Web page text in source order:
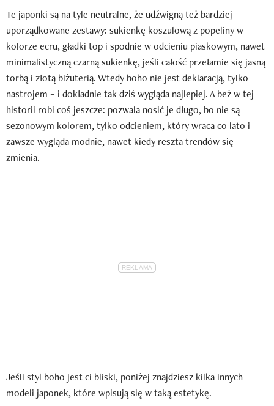
Te japonki są na tyle neutralne, że udźwigną też bardziej
uporządkowane zestawy: sukienkę koszulową z popeliny w
kolorze ecru, gładki top i spodnie w odcieniu piaskowym, nawet
minimalistyczną czarną sukienkę, jeśli całość przełamie się jasną
torbą i złotą biżuterią. Wtedy boho nie jest deklaracją, tylko
nastrojem – i dokładnie tak dziś wygląda najlepiej. A beż w tej
historii robi coś jeszcze: pozwala nosić je długo, bo nie są
sezonowym kolorem, tylko odcieniem, który wraca co lato i
zawsze wygląda modnie, nawet kiedy reszta trendów się
zmienia.
Jeśli styl boho jest ci bliski, poniżej znajdziesz kilka innych
modeli japonek, które wpisują się w taką estetykę.